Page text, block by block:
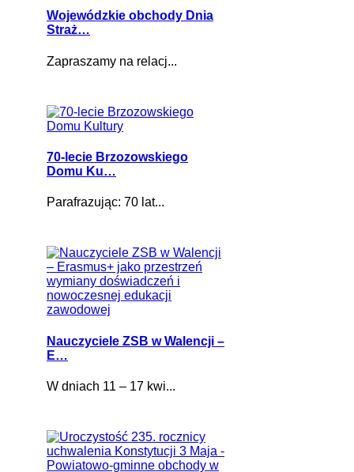
Wojewódzkie obchody Dnia
Straż…
Zapraszamy na relacj...
70-lecie Brzozowskiego
Domu Ku…
Parafrazując: 70 lat...
Nauczyciele ZSB w Walencji –
E…
W dniach 11 – 17 kwi...